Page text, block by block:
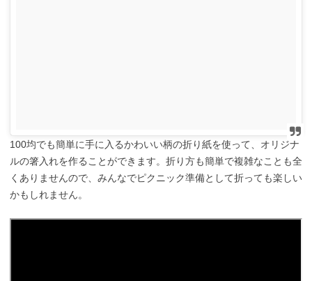
100均でも簡単に手に入るかわいい柄の折り紙を使って、オリジナ
ルの箸入れを作ることができます。折り方も簡単で複雑なことも全
くありませんので、みんなでピクニック準備として折っても楽しい
かもしれません。